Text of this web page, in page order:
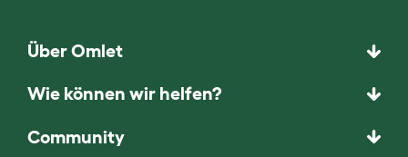
Über Omlet
Wie können wir helfen?
Community